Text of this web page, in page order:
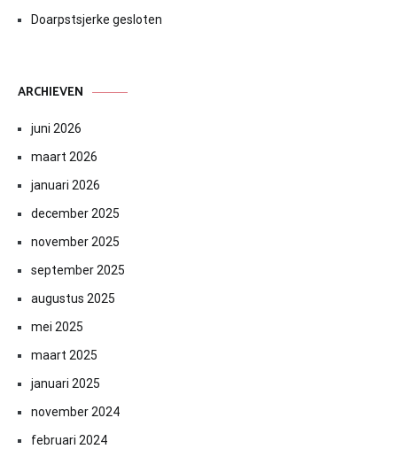
Doarpstsjerke gesloten
ARCHIEVEN
juni 2026
maart 2026
januari 2026
december 2025
november 2025
september 2025
augustus 2025
mei 2025
maart 2025
januari 2025
november 2024
februari 2024